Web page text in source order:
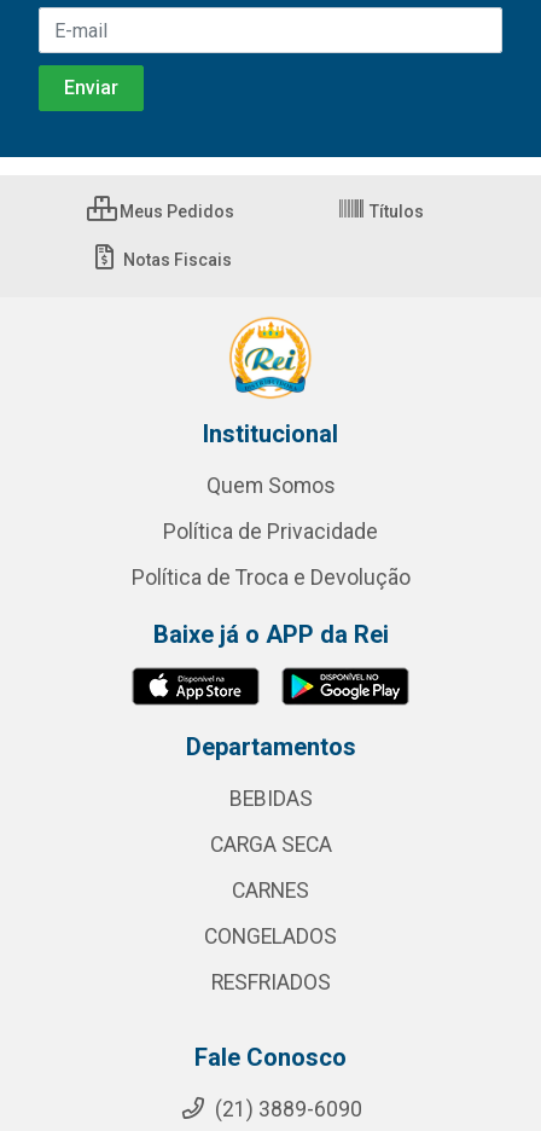
Meus Pedidos Títulos
Notas Fiscais
Institucional
Quem Somos
Política de Privacidade
Política de Troca e Devolução
Baixe já o APP da Rei
Departamentos
BEBIDAS
CARGA SECA
CARNES
CONGELADOS
RESFRIADOS
Fale Conosco
(21) 3889-6090